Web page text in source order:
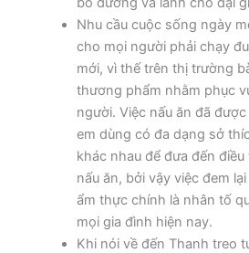
Nhu cầu cuộc sống ngày
cho mọi người phải chạy
mới, vì thế trên thị trường
thương phẩm nhằm phục
người. Việc nấu ăn đã
em dùng có đa dạng sở
khác nhau để đưa đến
nấu ăn, bởi vậy việc đem
ẩm thực chính là nhân tố
mọi gia đình hiện nay.
Khi nói về đến Thanh treo